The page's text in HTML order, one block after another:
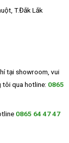
T.Đắk Lắk
tại showroom, vui
tôi qua hotline: 0865
0865 64 47 47